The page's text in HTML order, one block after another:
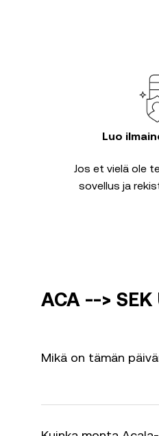
Luo
Jos et vielä ole
sovellus ja
ACA --> SEK
Mikä on tämän